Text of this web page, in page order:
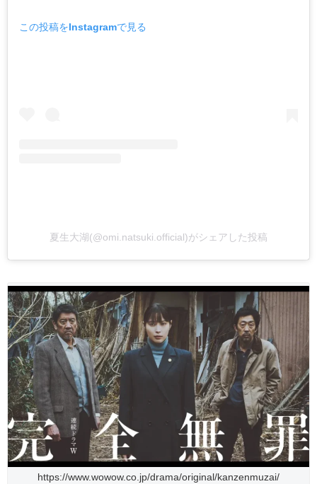
この投稿をInstagramで見る
夏生大湖(@omi.natsuki.official)がシェアした投稿
https://www.wowow.co.jp/drama/original/kanzenmuzai/